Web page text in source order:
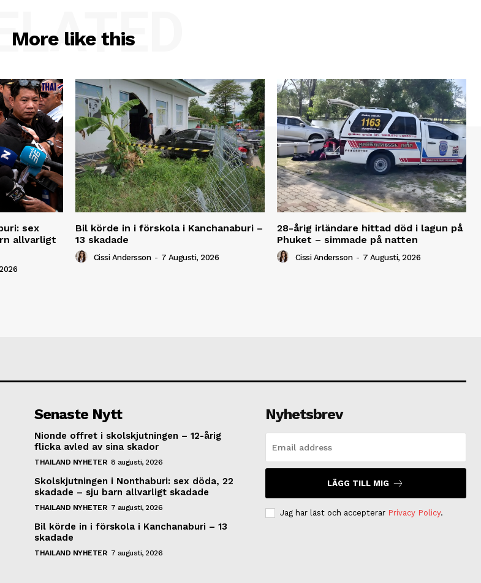
More like this
sex
allvarligt
Bil körde in i förskola i Kanchanaburi –
13 skadade
Cissi Andersson - 7 Augusti, 2026
28-årig irländare hittad död i lagun på
Phuket – simmade på natten
Cissi Andersson - 7 Augusti, 2026
Senaste Nytt
Nionde offret i skolskjutningen – 12-årig
flicka avled av sina skador
THAILAND NYHETER 8 augusti, 2026
Skolskjutningen i Nonthaburi: sex döda, 22
skadade – sju barn allvarligt skadade
THAILAND NYHETER 7 augusti, 2026
Bil körde in i förskola i Kanchanaburi – 13
skadade
THAILAND NYHETER 7 augusti, 2026
Nyhetsbrev
LÄGG TILL MIG
Jag har läst och accepterar Privacy Policy.